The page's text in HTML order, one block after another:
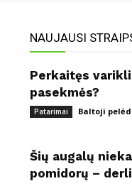
NAUJAUSI
Perkaitęs
pasekmės?
Patarimai Baltoji
Šių augalų
pomidorų –